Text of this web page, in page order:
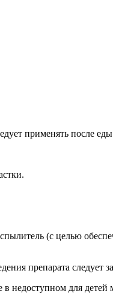
применять после
(с целью
препарата следует
недоступном для детей